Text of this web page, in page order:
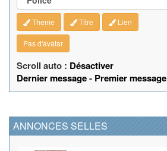
Theme Titre Lien
Pas d'avatar
Scroll auto : Désactiver
Dernier message- Premier message
ANNONCES SELLES